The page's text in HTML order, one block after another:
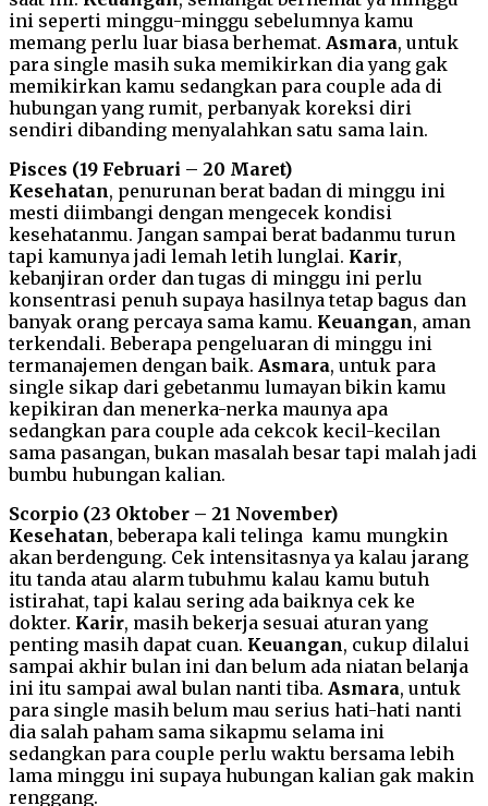
ini seperti minggu-minggu sebelumnya kamu
memang perlu luar biasa berhemat. Asmara, untuk
para single masih suka memikirkan dia yang gak
memikirkan kamu sedangkan para couple ada di
hubungan yang rumit, perbanyak koreksi diri
sendiri dibanding menyalahkan satu sama lain.
Pisces (19 Februari – 20 Maret)
Kesehatan, penurunan berat badan di minggu ini
mesti diimbangi dengan mengecek kondisi
kesehatanmu. Jangan sampai berat badanmu turun
tapi kamunya jadi lemah letih lunglai. Karir,
kebanjiran order dan tugas di minggu ini perlu
konsentrasi penuh supaya hasilnya tetap bagus dan
banyak orang percaya sama kamu. Keuangan, aman
terkendali. Beberapa pengeluaran di minggu ini
termanajemen dengan baik. Asmara, untuk para
single sikap dari gebetanmu lumayan bikin kamu
kepikiran dan menerka-nerka maunya apa
sedangkan para couple ada cekcok kecil-kecilan
sama pasangan, bukan masalah besar tapi malah jadi
bumbu hubungan kalian.
Scorpio (23 Oktober – 21 November)
Kesehatan, beberapa kali telinga kamu mungkin
akan berdengung. Cek intensitasnya ya kalau jarang
itu tanda atau alarm tubuhmu kalau kamu butuh
istirahat, tapi kalau sering ada baiknya cek ke
dokter. Karir, masih bekerja sesuai aturan yang
penting masih dapat cuan. Keuangan, cukup dilalui
sampai akhir bulan ini dan belum ada niatan belanja
ini itu sampai awal bulan nanti tiba. Asmara, untuk
para single masih belum mau serius hati-hati nanti
dia salah paham sama sikapmu selama ini
sedangkan para couple perlu waktu bersama lebih
lama minggu ini supaya hubungan kalian gak makin
renggang.